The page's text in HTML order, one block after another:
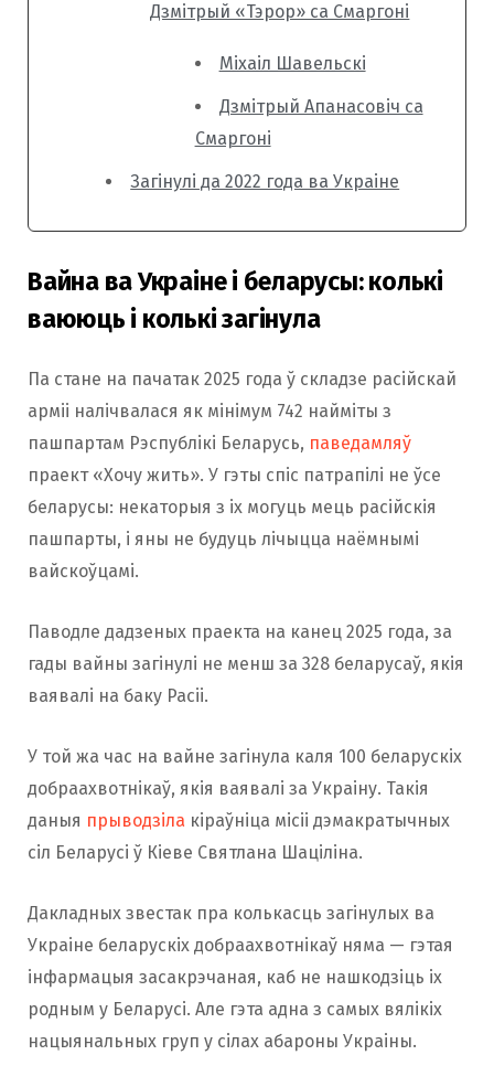
Дзмітрый «Тэрор» са Смаргоні
Міхаіл Шавельскі
Дзмітрый Апанасовіч са
Смаргоні
Загінулі да 2022 года ва Украіне
Вайна ва Украіне і беларусы: колькі
ваююць і колькі загінула
Па стане на пачатак 2025 года ў складзе расійскай
арміі налічвалася як мінімум 742 найміты з
пашпартам Рэспублікі Беларусь, паведамляў
праект «Хочу жить». У гэты спіс патрапілі не ўсе
беларусы: некаторыя з іх могуць мець расійскія
пашпарты, і яны не будуць лічыцца наёмнымі
вайскоўцамі.
Паводле дадзеных праекта на канец 2025 года, за
гады вайны загінулі не менш за 328 беларусаў, якія
ваявалі на баку Расіі.
У той жа час на вайне загінула каля 100 беларускіх
добраахвотнікаў, якія ваявалі за Украіну. Такія
даныя прыводзіла кіраўніца місіі дэмакратычных
сіл Беларусі ў Кіеве Святлана Шаціліна.
Дакладных звестак пра колькасць загінулых ва
Украіне беларускіх добраахвотнікаў няма — гэтая
інфармацыя засакрэчаная, каб не нашкодзіць іх
родным у Беларусі. Але гэта адна з самых вялікіх
нацыянальных груп у сілах абароны Украіны.